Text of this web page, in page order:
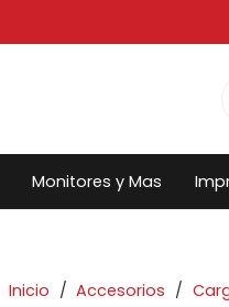
Monitores y Mas
Inicio / Accesorios /